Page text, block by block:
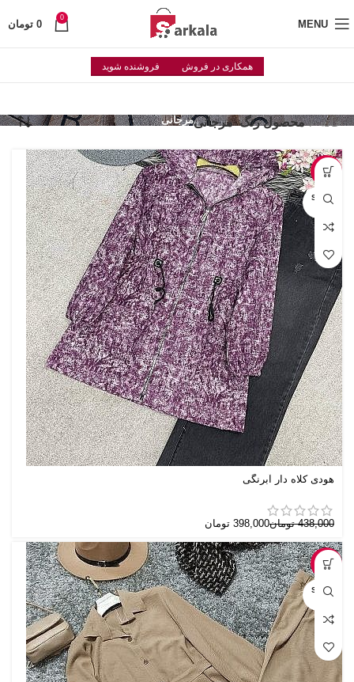
MENU
0
0 تومان
همکاری در فروش فروشنده شوید
مرجانی خانه محصول رنگ مرجانی
-9%
SOLD
هودی کلاه دار آبرنگی
438,000 تومان398,000 تومان
-7%
SOLD